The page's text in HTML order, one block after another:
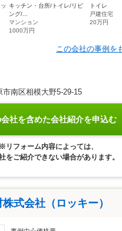
キッチン・台所/トイレ/リビ
ング/...
マンション
1000万円
トイレ
戸建住宅
20万円
この会社の事例を
南区相模大野5-29-15
社を含めた会社紹介を申込む
※リフォーム内容によっては、
をご紹介できない場合があります。
式会社（ロッキー）